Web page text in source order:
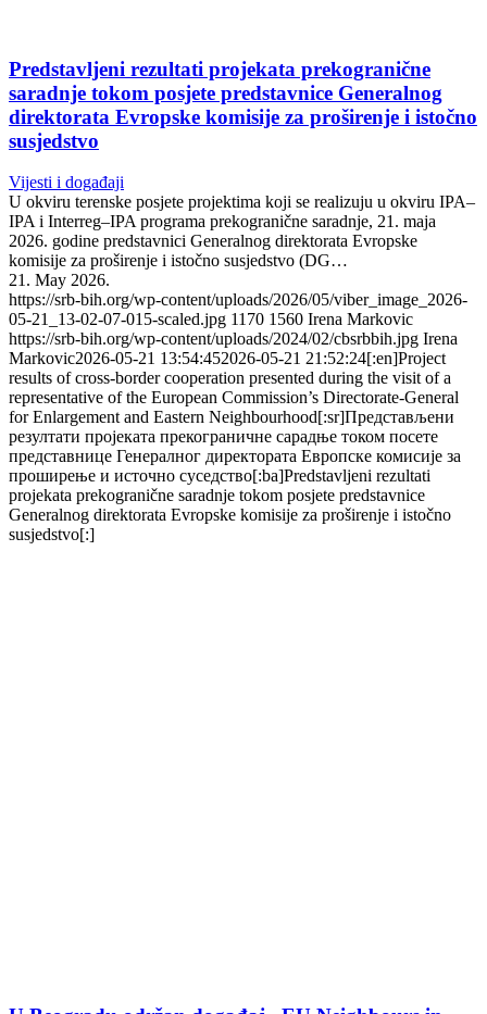
Predstavljeni rezultati projekata prekogranične
saradnje tokom posjete predstavnice Generalnog
direktorata Evropske komisije za proširenje i istočno
susjedstvo
Vijesti i događaji
U okviru terenske posjete projektima koji se realizuju u okviru IPA–
IPA i Interreg–IPA programa prekogranične saradnje, 21. maja
2026. godine predstavnici Generalnog direktorata Evropske
komisije za proširenje i istočno susjedstvo (DG…
21. May 2026.
https://srb-bih.org/wp-content/uploads/2026/05/viber_image_2026-
05-21_13-02-07-015-scaled.jpg 1170 1560 Irena Markovic
https://srb-bih.org/wp-content/uploads/2024/02/cbsrbbih.jpg Irena
Markovic2026-05-21 13:54:452026-05-21 21:52:24[:en]Project
results of cross-border cooperation presented during the visit of a
representative of the European Commission’s Directorate-General
for Enlargement and Eastern Neighbourhood[:sr]Представљени
резултати пројеката прекограничне сарадње током посете
представнице Генералног директората Европске комисије за
проширење и источно суседство[:ba]Predstavljeni rezultati
projekata prekogranične saradnje tokom posjete predstavnice
Generalnog direktorata Evropske komisije za proširenje i istočno
susjedstvo[:]